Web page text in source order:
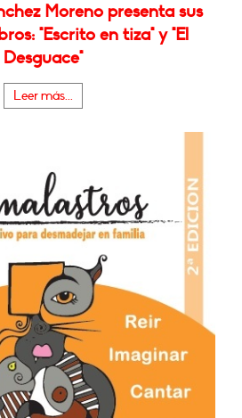
Moreno presenta sus
"Escrito en tiza" y "El
Desguace"
Leer más...